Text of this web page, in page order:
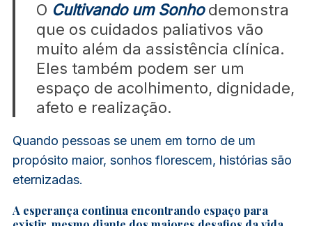
O Cultivando um Sonhodemonstra
que os cuidados paliativos vão
muito além da assistência clínica.
Eles também podem ser um
espaço de acolhimento, dignidade,
afeto e realização.
Quando pessoas se unem em torno de um
propósito maior, sonhos florescem, histórias são
eternizadas.
A esperança continua encontrando espaço para